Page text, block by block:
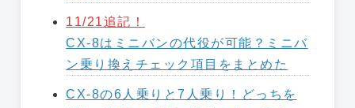
11/21追記！
CX-8はミニバンの代役が可能？ミニバ
ン乗り換えチェック項目をまとめた
CX-8の6人乗りと7人乗り！どっちを